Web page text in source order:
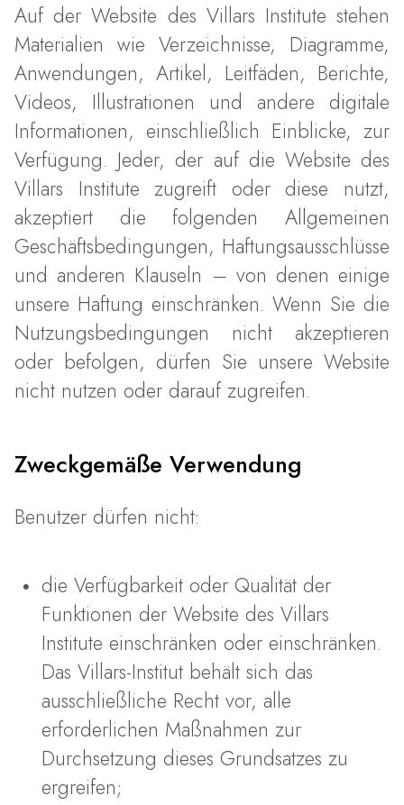
Auf der Website des Villars Institute stehen
Materialien wie Verzeichnisse, Diagramme,
Anwendungen, Artikel, Leitfäden, Berichte,
Videos, Illustrationen und andere digitale
Informationen, einschließlich Einblicke, zur
Verfügung. Jeder, der auf die Website des
Villars Institute zugreift oder diese nutzt,
akzeptiert die folgenden Allgemeinen
Geschäftsbedingungen, Haftungsausschlüsse
und anderen Klauseln – von denen einige
unsere Haftung einschränken. Wenn Sie die
Nutzungsbedingungen nicht akzeptieren
oder befolgen, dürfen Sie unsere Website
nicht nutzen oder darauf zugreifen.
Zweckgemäße Verwendung
Benutzer dürfen nicht:
die Verfügbarkeit oder Qualität der
Funktionen der Website des Villars
Institute einschränken oder einschränken.
Das Villars-Institut behält sich das
ausschließliche Recht vor, alle
erforderlichen Maßnahmen zur
Durchsetzung dieses Grundsatzes zu
ergreifen;